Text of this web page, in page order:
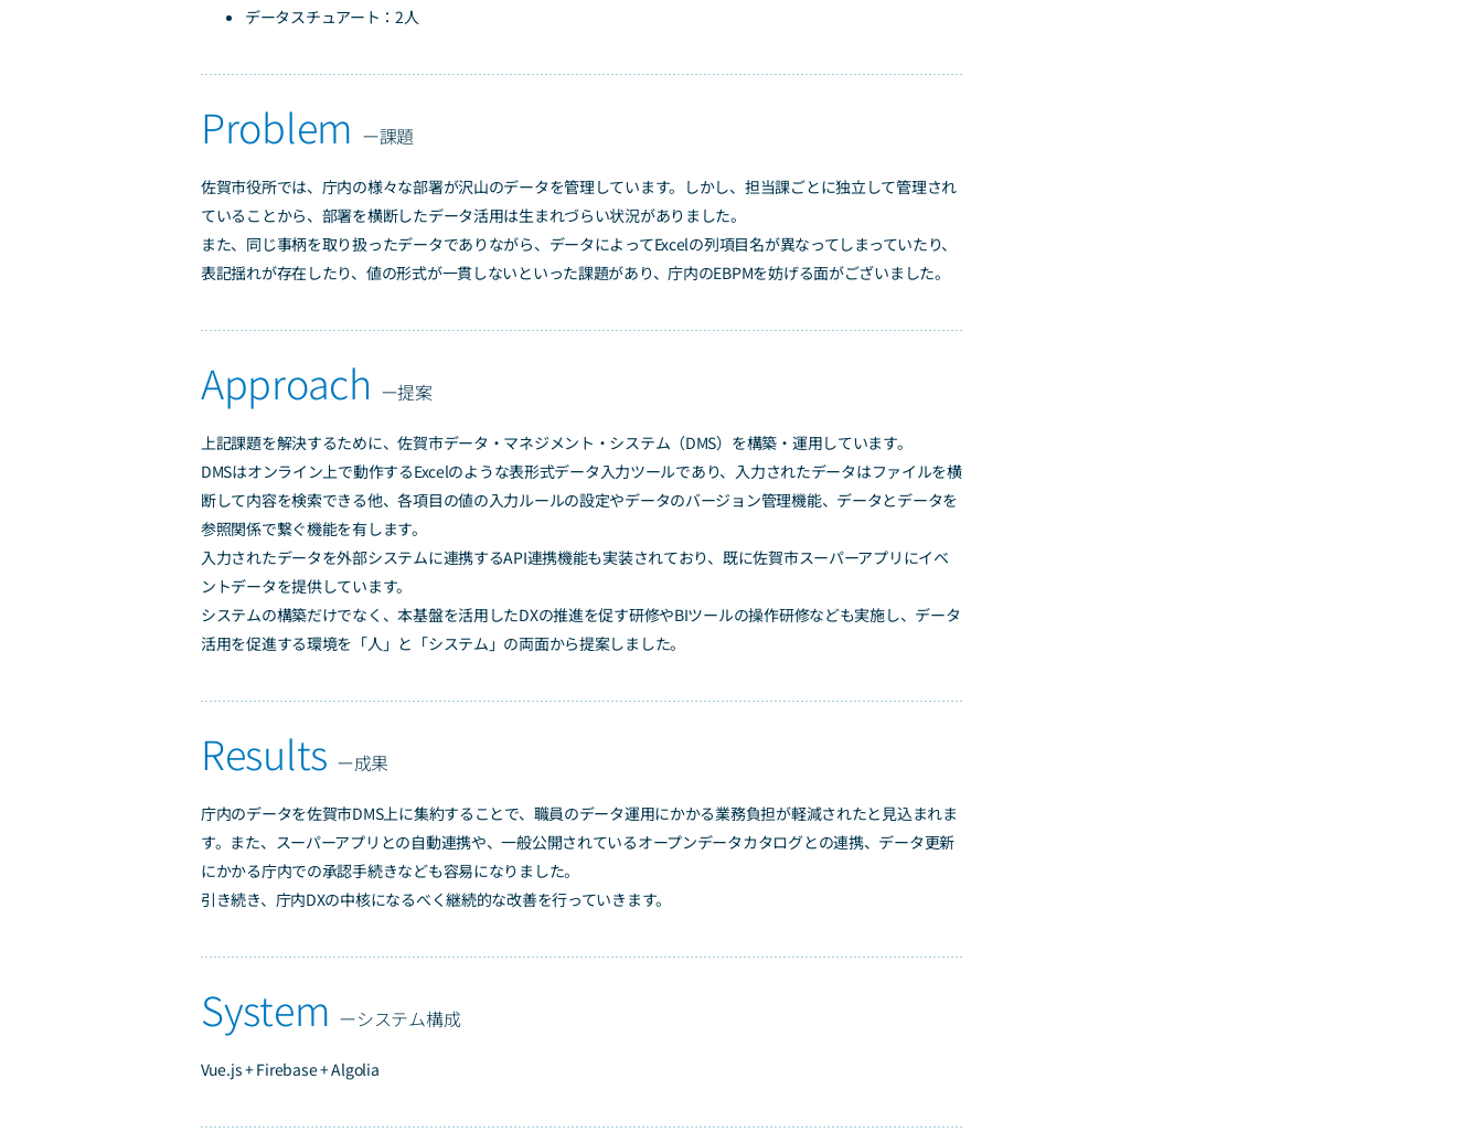
データスチュアート：2人
佐賀市役所では、庁内の様々な部署が沢山のデータを管理しています。しかし、担当課ごとに独立して管理され
ていることから、部署を横断したデータ活用は生まれづらい状況がありました。
また、同じ事柄を取り扱ったデータでありながら、データによってExcelの列項目名が異なってしまっていたり、
表記揺れが存在したり、値の形式が一貫しないといった課題があり、庁内のEBPMを妨げる面がございました。
上記課題を解決するために、佐賀市データ・マネジメント・システム（DMS）を構築・運用しています。
DMSはオンライン上で動作するExcelのような表形式データ入力ツールであり、入力されたデータはファイルを横
断して内容を検索できる他、各項目の値の入力ルールの設定やデータのバージョン管理機能、データとデータを
参照関係で繋ぐ機能を有します。
入力されたデータを外部システムに連携するAPI連携機能も実装されており、既に佐賀市スーパーアプリにイベ
ントデータを提供しています。
システムの構築だけでなく、本基盤を活用したDXの推進を促す研修やBIツールの操作研修なども実施し、データ
活用を促進する環境を「人」と「システム」の両面から提案しました。
庁内のデータを佐賀市DMS上に集約することで、職員のデータ運用にかかる業務負担が軽減されたと見込まれま
す。また、スーパーアプリとの自動連携や、一般公開されているオープンデータカタログとの連携、データ更新
にかかる庁内での承認手続きなども容易になりました。
引き続き、庁内DXの中核になるべく継続的な改善を行っていきます。
Vue.js + Firebase + Algolia